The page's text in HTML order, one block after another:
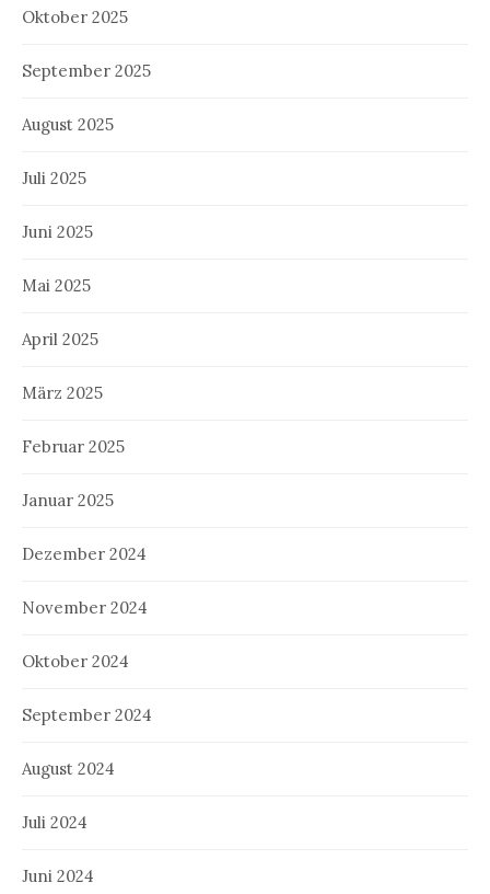
Oktober 2025
September 2025
August 2025
Juli 2025
Juni 2025
Mai 2025
April 2025
März 2025
Februar 2025
Januar 2025
Dezember 2024
November 2024
Oktober 2024
September 2024
August 2024
Juli 2024
Juni 2024